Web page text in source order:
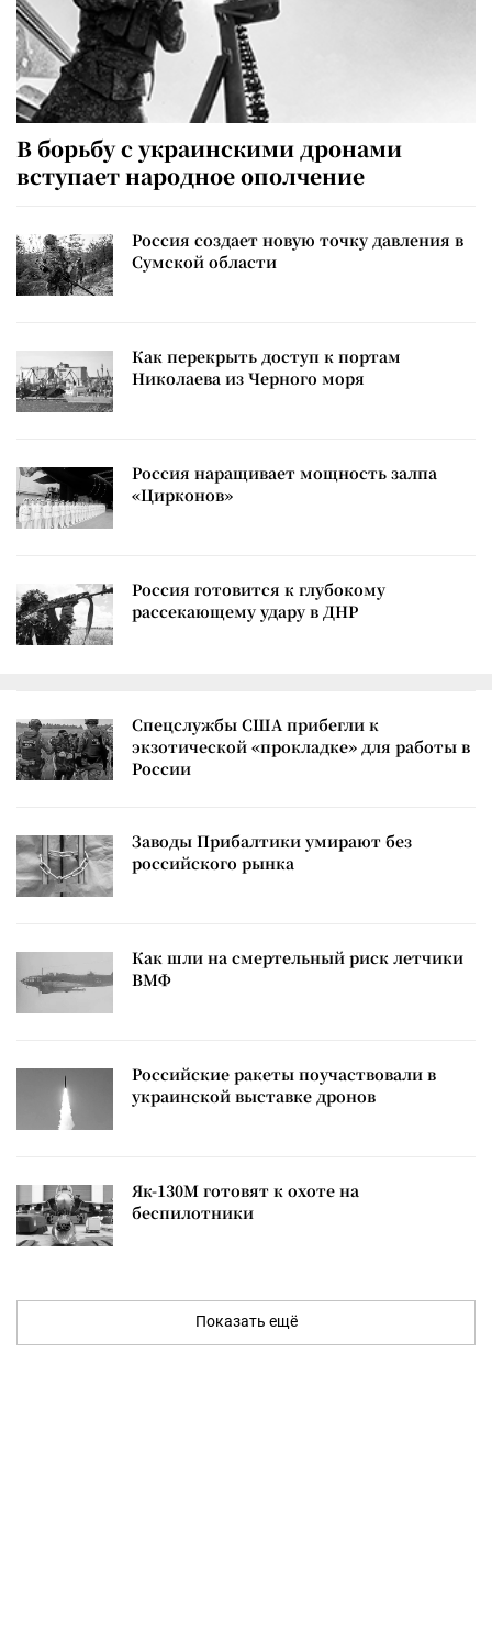
В борьбу с украинскими дронами
вступает народное ополчение
Россия создает новую точку давления в
Сумской области
Как перекрыть доступ к портам
Николаева из Черного моря
Россия наращивает мощность залпа
«Цирконов»
Россия готовится к глубокому
рассекающему удару в ДНР
Спецслужбы США прибегли к
экзотической «прокладке» для работы в
России
Заводы Прибалтики умирают без
российского рынка
Как шли на смертельный риск летчики
ВМФ
Российские ракеты поучаствовали в
украинской выставке дронов
Як-130М готовят к охоте на
беспилотники
Показать ещё